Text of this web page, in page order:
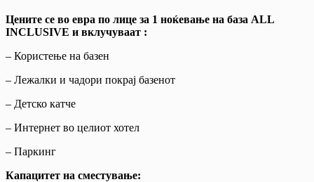
Цените се во евра по лице за 1 ноќевање на база ALL
INCLUSIVE и вклучуваат :
– Користење на базен
– Лежалки и чадори покрај базенот
– Детско катче
– Интернет во целиот хотел
– Паркинг
Капацитет на сместување: